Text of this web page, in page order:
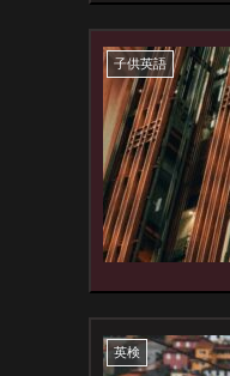
子供英語
英検